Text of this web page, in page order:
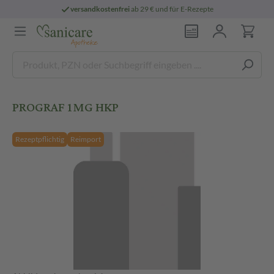
versandkostenfreiab 29 € und für E-Rezepte
PROGRAF 1MG HKP
Rezeptpflichtig Reimport